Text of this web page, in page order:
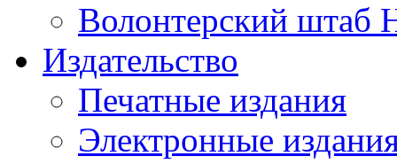
Волонтерский штаб
Издательство
Печатные издания
Электронные